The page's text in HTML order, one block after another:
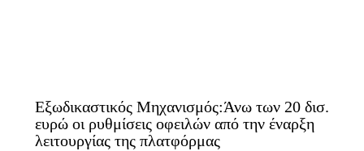
Εξωδικαστικός Μηχανισμός:Άνω των 20 δισ.
ευρώ οι ρυθμίσεις οφειλών από την έναρξη
λειτουργίας της πλατφόρμας